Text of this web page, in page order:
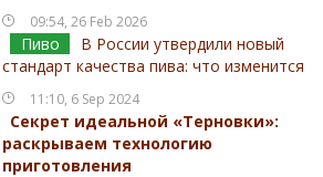
09:54, 26 Feb 2026
Пиво
В России утвердили новый
стандарт качества пива: что изменится
11:10, 6 Sep 2024
Секрет идеальной «Терновки»:
раскрываем технологию
приготовления